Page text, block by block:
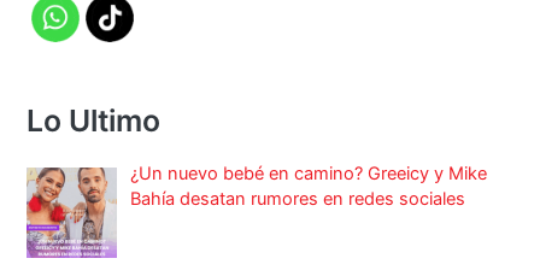
Lo Ultimo
¿Un nuevo bebé en camino? Greeicy y Mike
Bahía desatan rumores en redes sociales